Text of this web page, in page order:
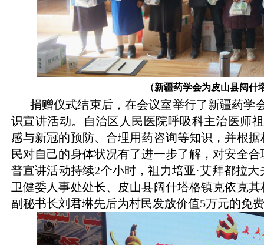
（新疆药学会为皮山县阔
捐赠仪式结束后，在会议室举行了新疆药学
识宣讲活动。自治区人民医院呼吸科主治医师
感与新冠的预防、合理用药咨询等知识，并根
民对自己的身体状况有了进一步了解，对安全
普宣讲活动持续2个小时，祖力培亚·艾拜都拉
卫健委人事处处长、皮山县阔什塔格镇克依克
副秘书长刘君琳先后为村民发放价值5万元的免